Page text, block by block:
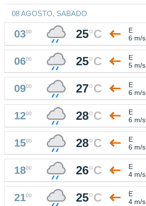
08 AGOSTO, SABADO
0300 25°C
E
6 m/s
0600 25°C
E
5 m/s
0900 27°C
E
6 m/s
1200 28°C
E
6 m/s
1500 28°C
E
6 m/s
1800 26°C
E
4 m/s
2100 25°C
E
4 m/s